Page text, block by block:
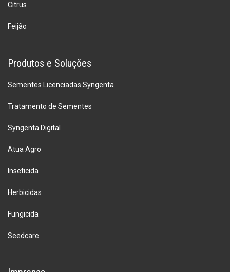
Citrus
Feijão
Produtos e Soluções
Sementes Licenciadas Syngenta
Tratamento de Sementes
Syngenta Digital
Atua Agro
Inseticida
Herbicidas
Fungicida
Seedcare